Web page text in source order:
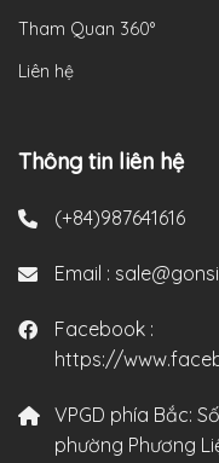
Tham Quan 360°
Liên hệ
Thông tin liên hệ
(+84)987641616
Email :
Facebook :
https://
VPGD phía Bắc:
phường Phương